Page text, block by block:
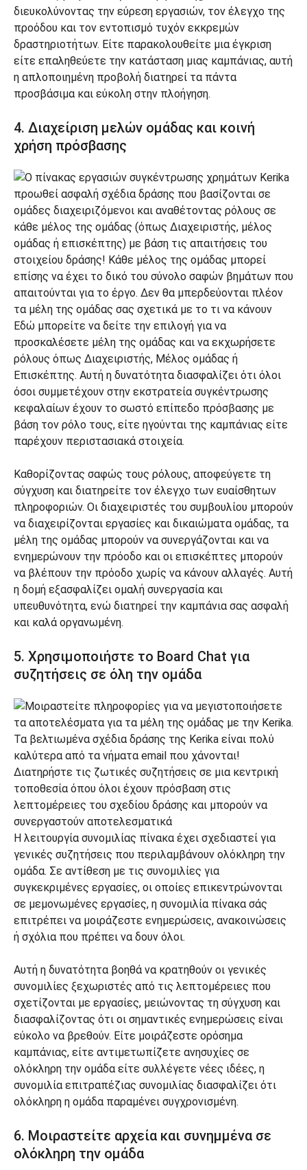
διευκολύνοντας την εύρεση εργασιών, τον έλεγχο της
προόδου και τον εντοπισμό τυχόν εκκρεμών
δραστηριοτήτων. Είτε παρακολουθείτε μια έγκριση
είτε επαληθεύετε την κατάσταση μιας καμπάνιας, αυτή
η απλοποιημένη προβολή διατηρεί τα πάντα
προσβάσιμα και εύκολη στην πλοήγηση.
4. Διαχείριση μελών ομάδας και κοινή
χρήση πρόσβασης
Εδώ μπορείτε να δείτε την επιλογή για να
προσκαλέσετε μέλη της ομάδας και να εκχωρήσετε
ρόλους όπως Διαχειριστής, Μέλος ομάδας ή
Επισκέπτης. Αυτή η δυνατότητα διασφαλίζει ότι όλοι
όσοι συμμετέχουν στην εκστρατεία συγκέντρωσης
κεφαλαίων έχουν το σωστό επίπεδο πρόσβασης με
βάση τον ρόλο τους, είτε ηγούνται της καμπάνιας είτε
παρέχουν περιστασιακά στοιχεία.
Καθορίζοντας σαφώς τους ρόλους, αποφεύγετε τη
σύγχυση και διατηρείτε τον έλεγχο των ευαίσθητων
πληροφοριών. Οι διαχειριστές του συμβουλίου μπορούν
να διαχειρίζονται εργασίες και δικαιώματα ομάδας, τα
μέλη της ομάδας μπορούν να συνεργάζονται και να
ενημερώνουν την πρόοδο και οι επισκέπτες μπορούν
να βλέπουν την πρόοδο χωρίς να κάνουν αλλαγές. Αυτή
η δομή εξασφαλίζει ομαλή συνεργασία και
υπευθυνότητα, ενώ διατηρεί την καμπάνια σας ασφαλή
και καλά οργανωμένη.
5. Χρησιμοποιήστε το Board Chat για
συζητήσεις σε όλη την ομάδα
Η λειτουργία συνομιλίας πίνακα έχει σχεδιαστεί για
γενικές συζητήσεις που περιλαμβάνουν ολόκληρη την
ομάδα. Σε αντίθεση με τις συνομιλίες για
συγκεκριμένες εργασίες, οι οποίες επικεντρώνονται
σε μεμονωμένες εργασίες, η συνομιλία πίνακα σάς
επιτρέπει να μοιράζεστε ενημερώσεις, ανακοινώσεις
ή σχόλια που πρέπει να δουν όλοι.
Αυτή η δυνατότητα βοηθά να κρατηθούν οι γενικές
συνομιλίες ξεχωριστές από τις λεπτομέρειες που
σχετίζονται με εργασίες, μειώνοντας τη σύγχυση και
διασφαλίζοντας ότι οι σημαντικές ενημερώσεις είναι
εύκολο να βρεθούν. Είτε μοιράζεστε ορόσημα
καμπάνιας, είτε αντιμετωπίζετε ανησυχίες σε
ολόκληρη την ομάδα είτε συλλέγετε νέες ιδέες, η
συνομιλία επιτραπέζιας συνομιλίας διασφαλίζει ότι
ολόκληρη η ομάδα παραμένει συγχρονισμένη.
6. Μοιραστείτε αρχεία και συνημμένα σε
ολόκληρη την ομάδα